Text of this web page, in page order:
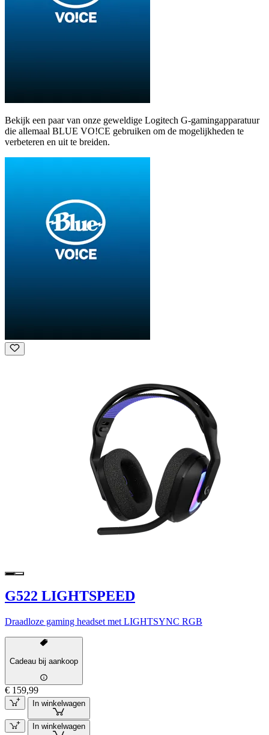
Bekijk een paar van onze geweldige Logitech G-gamingapparatuur
die allemaal BLUE VO!CE gebruiken om de mogelijkheden te
verbeteren en uit te breiden.
G522 LIGHTSPEED
Draadloze gaming headset met LIGHTSYNC RGB
Cadeau bij aankoop
€ 159,99
In winkelwagen
In winkelwagen